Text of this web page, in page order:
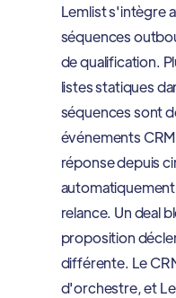
Lemlist s'intègre
séquences
de qualification.
listes statiques
séquences sont
événements
réponse depuis
relance. Un deal
proposition
différente. Le
d'orchestre, et